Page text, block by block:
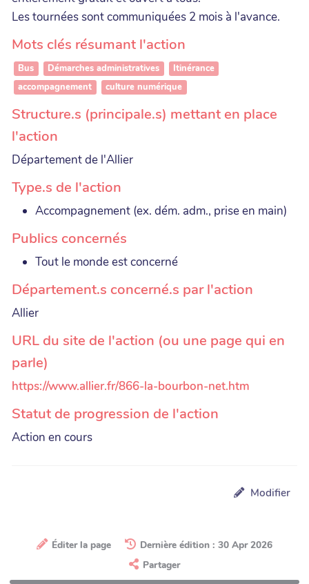
Les tournées sont communiquées 2 mois à l'avance.
Mots clés résumant l'action
Bus Démarches administratives
Itinérance
accompagnement
culture numérique
Structure.s (principale.s) mettant en place
l'action
Département de l'Allier
Type.s de l'action
Accompagnement (ex. dém. adm., prise en main)
Publics concernés
Tout le monde est concerné
Département.s concerné.s par l'action
Allier
URL du site de l'action (ou une page qui en
parle)
https://www.allier.fr/866-la-bourbon-net.htm
Statut de progression de l'action
Action en cours
Modifier
Éditer la page
Dernière édition : 30 Apr 2026
Partager